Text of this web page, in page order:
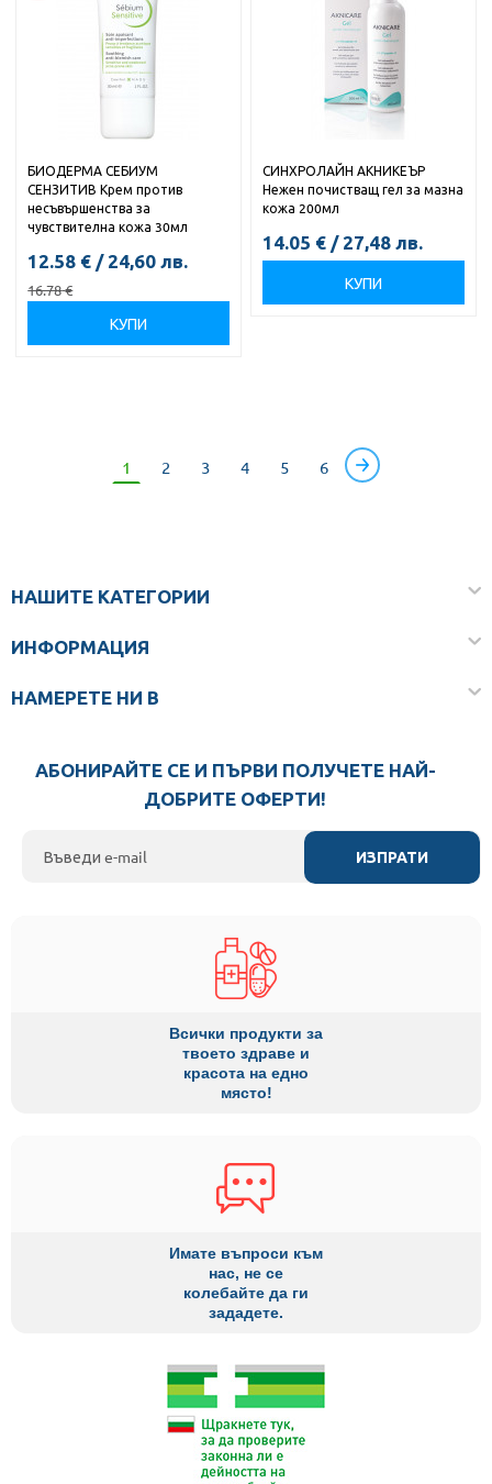
БИОДЕРМА СЕБИУМ
СЕНЗИТИВ Крем против
несъвършенства за
чувствителна кожа 30мл
12.58 € / 24,60 лв.
16.78€
КУПИ
СИНХРОЛАЙН АКНИКЕЪР
Нежен почистващ гел за мазна
кожа 200мл
14.05 € / 27,48 лв.
КУПИ
1 2 3 4 5 6
НАШИТЕ КАТЕГОРИИ
ИНФОРМАЦИЯ
НАМЕРЕТЕ НИ В
АБОНИРАЙТЕ СЕ И ПЪРВИ ПОЛУЧЕТЕ НАЙ-
ДОБРИТЕ ОФЕРТИ!
ИЗПРАТИ
Всички продукти за
твоето здраве и
красота на едно
място!
Имате въпроси към
нас, не се
колебайте да ги
зададете.